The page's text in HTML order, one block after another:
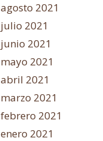
agosto 2021
julio 2021
junio 2021
mayo 2021
abril 2021
marzo 2021
febrero 2021
enero 2021